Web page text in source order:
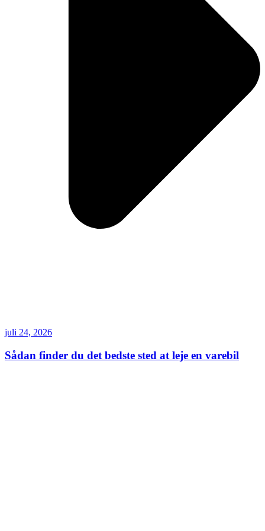
juli 24, 2026
Sådan finder du det bedste sted at leje en varebil